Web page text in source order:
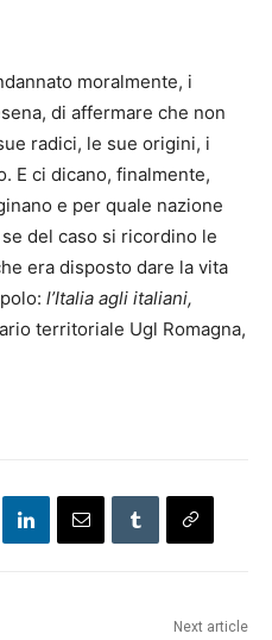
moralmente, i
di affermare che non
radici, le sue origini, i
E ci dicano, finalmente,
e per quale nazione
del caso si ricordino le
era disposto dare la vita
l’Italia agli italiani,
territoriale Ugl Romagna,
Next article